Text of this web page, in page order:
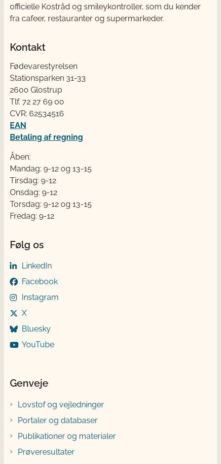
officielle Kostråd og smileykontroller, som du kender
fra cafeer, restauranter og supermarkeder.
Kontakt
Fødevarestyrelsen
Stationsparken 31-33
2600 Glostrup
Tlf. 72 2​​​7 69 00
CVR: 62534516
EAN
Betaling af regning
Åben:
Mandag: 9-12 og 13-15
Tirsdag: 9-12
Onsdag: 9-12
Torsdag: 9-12 og 13-15
Fredag: 9-12
Følg os
LinkedIn
Facebook
Instagram
X
Bluesky
YouTube
Genveje
Lovstof og vejledninger
Portaler og databaser
Publikationer og materialer
Prøveresultater